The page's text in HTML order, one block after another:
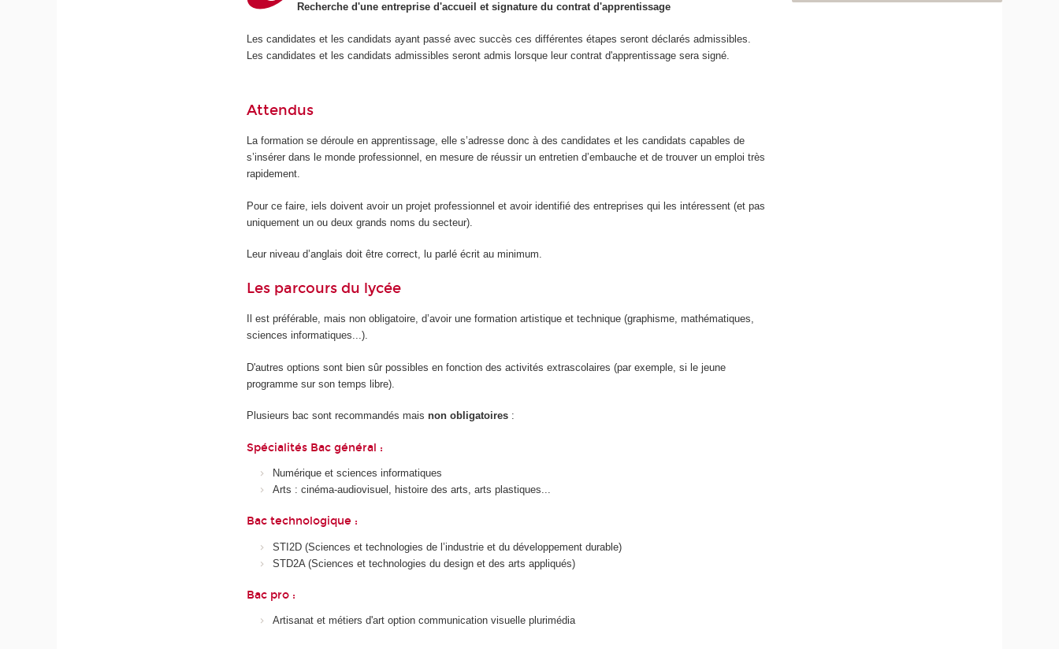
Recherche d'une entreprise d'accueil et signature du contrat d'apprentissage
Les candidates et les candidats ayant passé avec succès ces différentes étapes seront déclarés admissibles.
Les candidates et les candidats admissibles seront admis lorsque leur contrat d'apprentissage sera signé.
Attendus
La formation se déroule en apprentissage, elle s’adresse donc à des candidates et les candidats capables de
s’insérer dans le monde professionnel, en mesure de réussir un entretien d’embauche et de trouver un emploi très
rapidement.
Pour ce faire, iels doivent avoir un projet professionnel et avoir identifié des entreprises qui les intéressent (et pas
uniquement un ou deux grands noms du secteur).
Leur niveau d’anglais doit être correct, lu parlé écrit au minimum.
Les parcours du lycée
Il est préférable, mais non obligatoire, d’avoir une formation artistique et technique (graphisme, mathématiques,
sciences informatiques...).
D'autres options sont bien sûr possibles en fonction des activités extrascolaires (par exemple, si le jeune
programme sur son temps libre).
Plusieurs bac sont recommandés maisnon obligatoires :
Spécialités Bac général :
Numérique et sciences informatiques
Arts : cinéma-audiovisuel, histoire des arts, arts plastiques...
Bac technologique :
STI2D (Sciences et technologies de l’industrie et du développement durable)
STD2A (Sciences et technologies du design et des arts appliqués)
Bac pro :
Artisanat et métiers d'art option communication visuelle plurimédia